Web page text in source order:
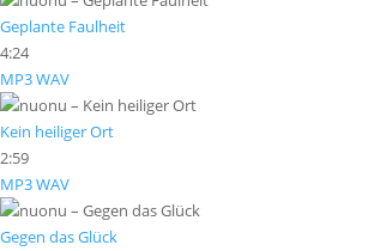
Geplante Faulheit
4:24
MP3WAV
Kein heiliger Ort
2:59
MP3WAV
Gegen das Glück